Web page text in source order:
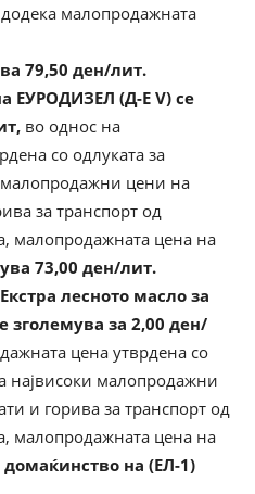
малопродажната
79,50 ден/лит.
ЕУРОДИЗЕЛ (Д-Е V) се
во однос на
со одлуката за
цени на
за транспорт од
малопродажната цена на
73,00 ден/лит.
Екстра лесното масло за
зголемува за 2,00 ден/
цена утврдена со
највисоки малопродажни
и горива за транспорт од
малопродажната цена на
домаќинство на (ЕЛ-1)